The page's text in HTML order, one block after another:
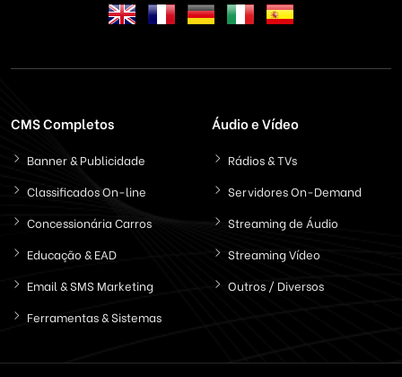
CMS Completos
Banner & Publicidade
Classificados On-line
Concessionária Carros
Educação & EAD
Email & SMS Marketing
Ferramentas & Sistemas
Áudio e Vídeo
Rádios & TVs
Servidores On-Demand
Streaming de Áudio
Streaming Vídeo
Outros / Diversos